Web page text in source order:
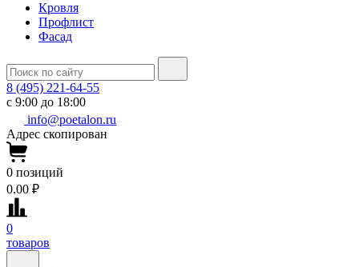
Кровля
Профлист
Фасад
8 (495) 221-64-55
с 9:00 до 18:00
info@poetalon.ru
Адрес скопирован
0 позиций
0.00 ₽
0
товаров